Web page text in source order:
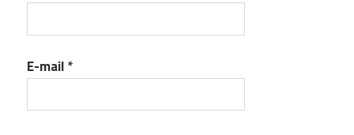
E-mail*